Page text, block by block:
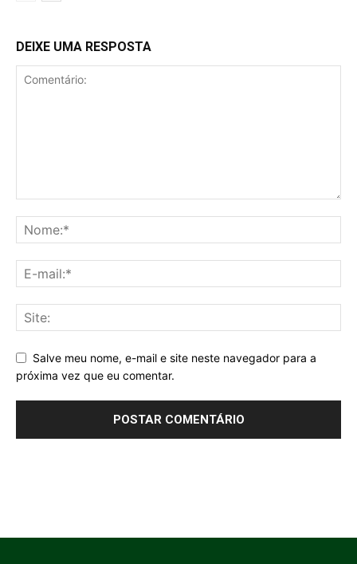
DEIXE UMA RESPOSTA
Salve meu nome, e-mail e site neste navegador para a
próxima vez que eu comentar.